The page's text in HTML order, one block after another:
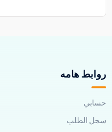
روابط هامه
حسابي
سجل الطلب